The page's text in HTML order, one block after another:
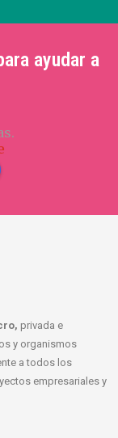
ayudar a
privada e
y organismos
a todos los
empresariales y